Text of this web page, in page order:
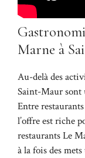
Marne à
Au-delà des
Saint-Maur sont
Entre
l’offre est riche
restaurants Le
à la fois des